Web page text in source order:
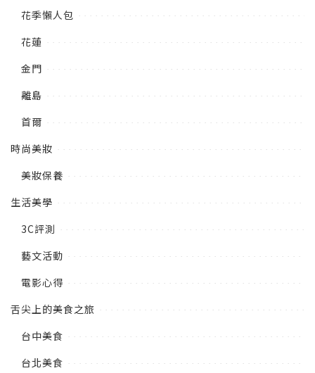
花季懶人包
花蓮
金門
離島
首爾
時尚美妝
美妝保養
生活美學
3C評測
藝文活動
電影心得
舌尖上的美食之旅
台中美食
台北美食